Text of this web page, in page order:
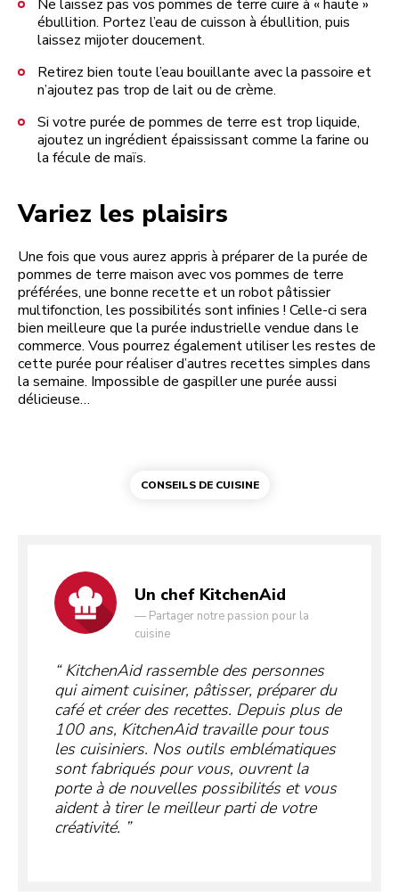
Ne laissez pas vos pommes de terre cuire à « haute »
ébullition. Portez l’eau de cuisson à ébullition, puis
laissez mijoter doucement.
Retirez bien toute l’eau bouillante avec la passoire et
n’ajoutez pas trop de lait ou de crème.
Si votre purée de pommes de terre est trop liquide,
ajoutez un ingrédient épaississant comme la farine ou
la fécule de maïs.
Variez les plaisirs
Une fois que vous aurez appris à préparer de la purée de
pommes de terre maison avec vos pommes de terre
préférées, une bonne recette et un robot pâtissier
multifonction, les possibilités sont infinies ! Celle-ci sera
bien meilleure que la purée industrielle vendue dans le
commerce. Vous pourrez également utiliser les restes de
cette purée pour réaliser d’autres recettes simples dans
la semaine. Impossible de gaspiller une purée aussi
délicieuse…
CONSEILS DE CUISINE
Un chef KitchenAid
— Partager notre passion pour la
cuisine
KitchenAid rassemble des personnes
qui aiment cuisiner, pâtisser, préparer du
café et créer des recettes. Depuis plus de
100 ans, KitchenAid travaille pour tous
les cuisiniers. Nos outils emblématiques
sont fabriqués pour vous, ouvrent la
porte à de nouvelles possibilités et vous
aident à tirer le meilleur parti de votre
créativité.